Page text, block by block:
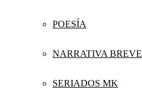
POESÍA
NARRATIVA BREVE
SERIADOS MK